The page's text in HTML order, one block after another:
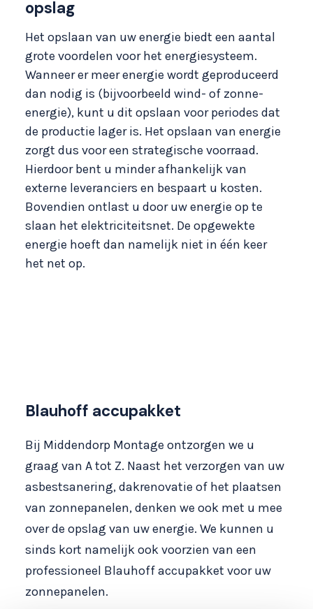
opslag
Het opslaan van uw energie biedt een aantal
grote voordelen voor het energiesysteem.
Wanneer er meer energie wordt geproduceerd
dan nodig is (bijvoorbeeld wind- of zonne-
energie), kunt u dit opslaan voor periodes dat
de productie lager is. Het opslaan van energie
zorgt dus voor een strategische voorraad.
Hierdoor bent u minder afhankelijk van
externe leveranciers en bespaart u kosten.
Bovendien ontlast u door uw energie op te
slaan het elektriciteitsnet. De opgewekte
energie hoeft dan namelijk niet in één keer
het net op.
Blauhoff accupakket
Bij Middendorp Montage ontzorgen we u
graag van A tot Z. Naast het verzorgen van uw
asbestsanering, dakrenovatie of het plaatsen
van zonnepanelen, denken we ook met u mee
over de opslag van uw energie. We kunnen u
sinds kort namelijk ook voorzien van een
professioneel Blauhoff accupakket voor uw
zonnepanelen.